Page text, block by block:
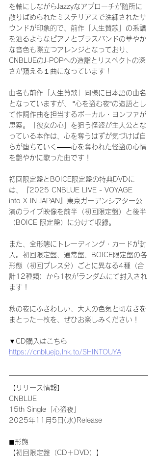
を軸にしながらJazzyなアプローチが随所に
散りばめられたミステリアスで洗練されたサ
ウンドが印象的で、前作「人生賛歌」の系譜
を辿るようなピアノとブラスバンドの華やか
な音色も際立つアレンジとなっており、
CNBLUEのJ-POPへの造詣とリスペクトの深
さが窺える１曲になっています！
曲名も前作「人生賛歌」同様に日本語の曲名
となっていますが、 “心を盗む夜“の造語とし
て作詞作曲を担当するボーカル・ヨンファが
思案。「彼女の心」を狙う怪盗が主人公とな
っている本作は、心を奪うはずが気づけば自
らが堕ちていく――心を奪われた怪盗の心情
を艶やかに歌った曲です！
初回限定盤とBOICE限定盤の特典DVDに
は、『2025 CNBLUE LIVE - VOYAGE
into X IN JAPAN』東京ガーデンシアター公
演のライブ映像を前半（初回限定盤）と後半
（BOICE 限定盤）に分けて収録。
また、全形態にトレーディング・カードが封
入。初回限定盤、通常盤、BOICE限定盤の各
形態（初回プレス分）ごとに異なる4種（合
計12種類）から1枚がランダムにて封入され
ます！
秋の夜にふさわしい、大人の色気と切なさを
まとった一枚を、ぜひお楽しみください！
▼CD購入はこちら
https://cnbluejp.lnk.to/SHINTOUYA
【リリース情報】
CNBLUE
15th Single「心盗夜」
2025年11月5日(水)Release
◼︎形態
【初回限定盤（CD＋DVD）】